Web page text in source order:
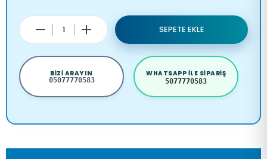
SEPETE EKLE
BIZI ARAYIN
05077770583
WHATSAPP ILE SIPARIŞ
5077770583